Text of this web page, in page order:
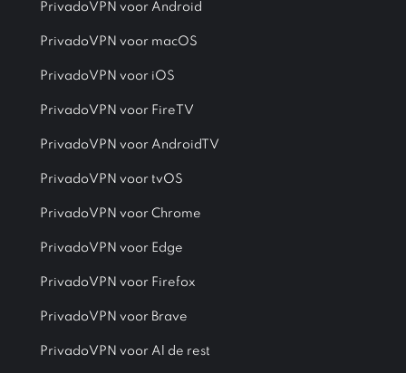
PrivadoVPN voor Android
PrivadoVPN voor macOS
PrivadoVPN voor iOS
PrivadoVPN voor FireTV
PrivadoVPN voor AndroidTV
PrivadoVPN voor tvOS
PrivadoVPN voor Chrome
PrivadoVPN voor Edge
PrivadoVPN voor Firefox
PrivadoVPN voor Brave
PrivadoVPN voor Al de rest